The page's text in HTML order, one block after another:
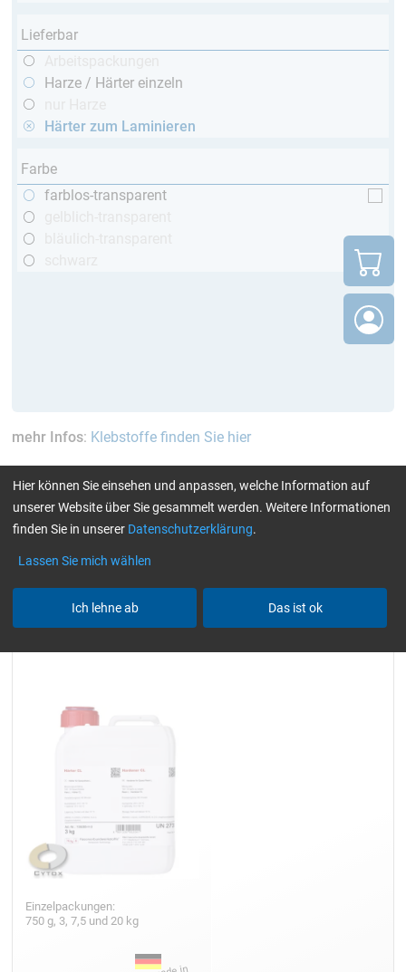
Lieferbar
Harze / Härter einzeln
Härter zum Laminieren
Farbe
farblos-transparent
mehr Infos: Klebstoffe finden Sie hier
aktuelle Filter: 60 - 120 Min bis 70 °C
Cytox
(hautverträglich)
Härter zum Laminieren
Alle Filter zurücksetzen
Einzelpackungen:
750 g, 3, 7,5 und 20 kg
Hier können Sie einsehen und anpassen, welche Information auf
unserer Website über Sie gesammelt werden. Weitere Informationen
finden Sie in unserer Datenschutzerklärung.
Lassen Sie mich wählen
Ich lehne ab Das ist ok